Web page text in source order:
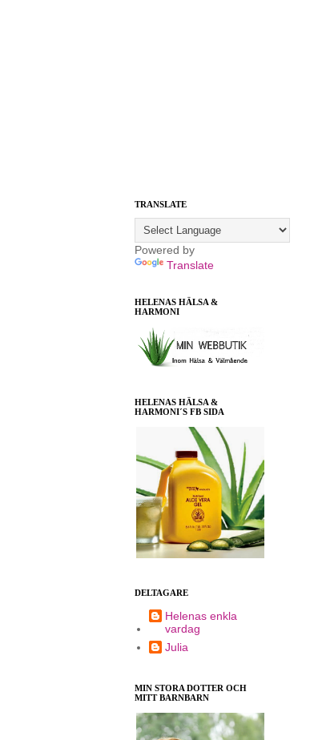
TRANSLATE
Powered by
Translate
HELENAS HÄLSA &
HARMONI
HELENAS HÄLSA &
HARMONI´S FB SIDA
DELTAGARE
Helenas enkla
vardag
Julia
MIN STORA DOTTER OCH
MITT BARNBARN